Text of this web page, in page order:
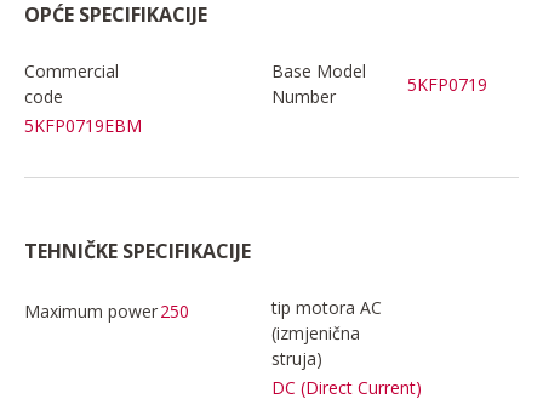
OPĆE SPECIFIKACIJE
Commercial
code
5KFP0719EBM
Base Model
Number
5KFP0719
TEHNIČKE SPECIFIKACIJE
Maximum power250
tip motora AC
(izmjenična
struja)
DC (Direct Current)